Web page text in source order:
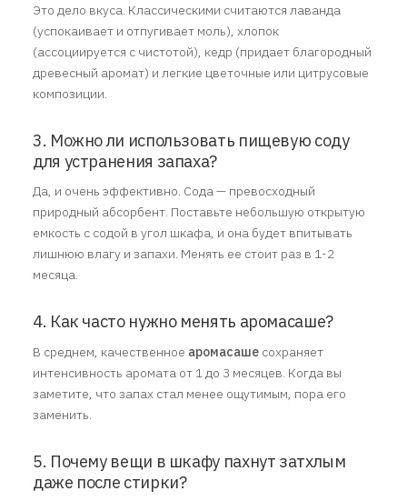
Это дело вкуса. Классическими считаются лаванда
(успокаивает и отпугивает моль), хлопок
(ассоциируется с чистотой), кедр (придает благородный
древесный аромат) и легкие цветочные или цитрусовые
композиции.
3. Можно ли использовать пищевую соду
для устранения запаха?
Да, и очень эффективно. Сода — превосходный
природный абсорбент. Поставьте небольшую открытую
емкость с содой в угол шкафа, и она будет впитывать
лишнюю влагу и запахи. Менять ее стоит раз в 1-2
месяца.
4. Как часто нужно менять аромасаше?
В среднем, качественное аромасаше сохраняет
интенсивность аромата от 1 до 3 месяцев. Когда вы
заметите, что запах стал менее ощутимым, пора его
заменить.
5. Почему вещи в шкафу пахнут затхлым
даже после стирки?